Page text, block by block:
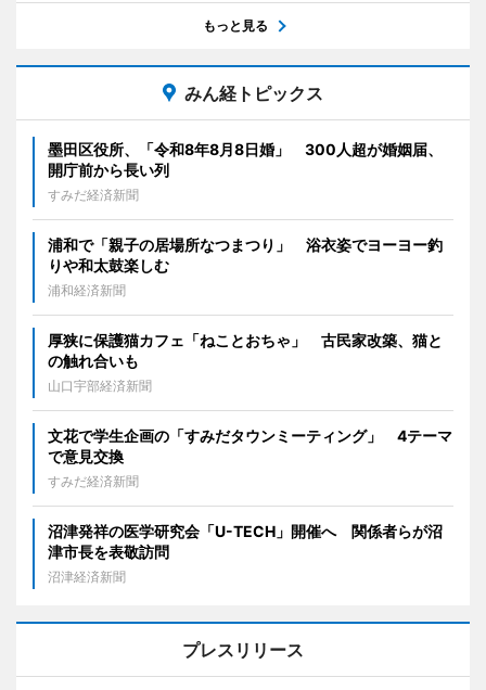
もっと見る
みん経トピックス
墨田区役所、「令和8年8月8日婚」 300人超が婚姻届、
開庁前から長い列
すみだ経済新聞
浦和で「親子の居場所なつまつり」 浴衣姿でヨーヨー釣
りや和太鼓楽しむ
浦和経済新聞
厚狭に保護猫カフェ「ねことおちゃ」 古民家改築、猫と
の触れ合いも
山口宇部経済新聞
文花で学生企画の「すみだタウンミーティング」 4テーマ
で意見交換
すみだ経済新聞
沼津発祥の医学研究会「U-TECH」開催へ 関係者らが沼
津市長を表敬訪問
沼津経済新聞
プレスリリース